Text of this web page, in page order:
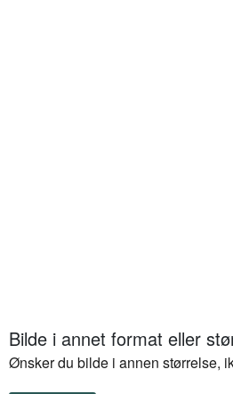
Bilde i annet format eller
Ønsker du bilde i annen størrelse,